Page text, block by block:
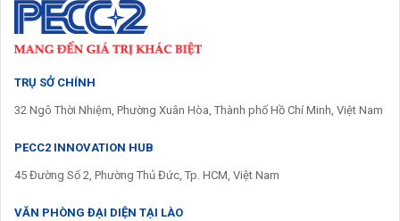
TRỤ SỞ CHÍNH
32 Ngô Thời Nhiệm, Phường Xuân Hòa, Thành phố Hồ Chí Minh, Việt Nam
PECC2 INNOVATION HUB
45 Đường Số 2, Phường Thủ Đức, Tp. HCM, Việt Nam
VĂN PHÒNG ĐẠI DIỆN TẠI LÀO